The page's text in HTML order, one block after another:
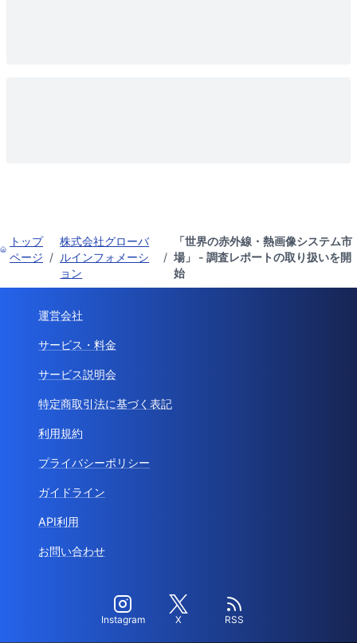
トップ
ページ /
株式会社グローバ
ルインフォメーシ
ョン
/
「世界の赤外線・熱画像システム市
場」 - 調査レポートの取り扱いを開
始
運営会社
サービス・料金
サービス説明会
特定商取引法に基づく表記
利用規約
プライバシーポリシー
ガイドライン
API利用
お問い合わせ
Instagram X RSS